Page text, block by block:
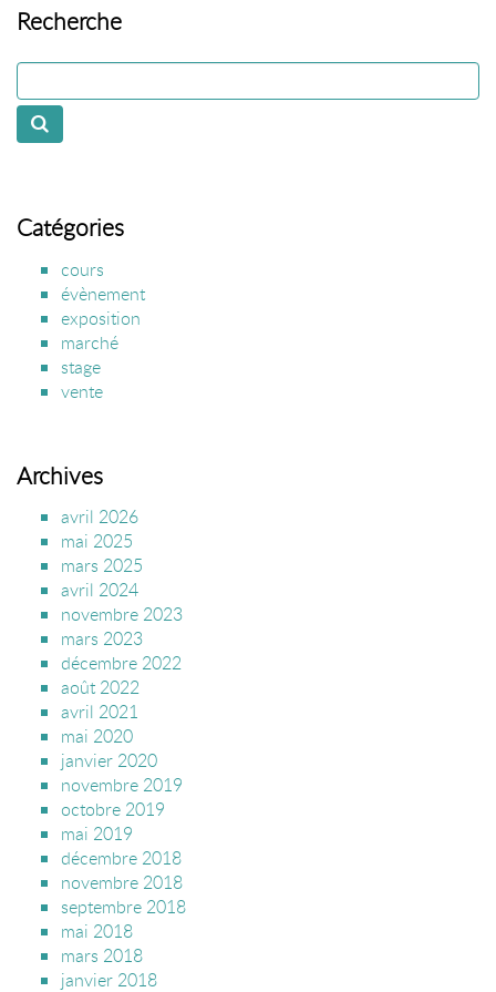
Recherche
Catégories
cours
évènement
exposition
marché
stage
vente
Archives
avril 2026
mai 2025
mars 2025
avril 2024
novembre 2023
mars 2023
décembre 2022
août 2022
avril 2021
mai 2020
janvier 2020
novembre 2019
octobre 2019
mai 2019
décembre 2018
novembre 2018
septembre 2018
mai 2018
mars 2018
janvier 2018